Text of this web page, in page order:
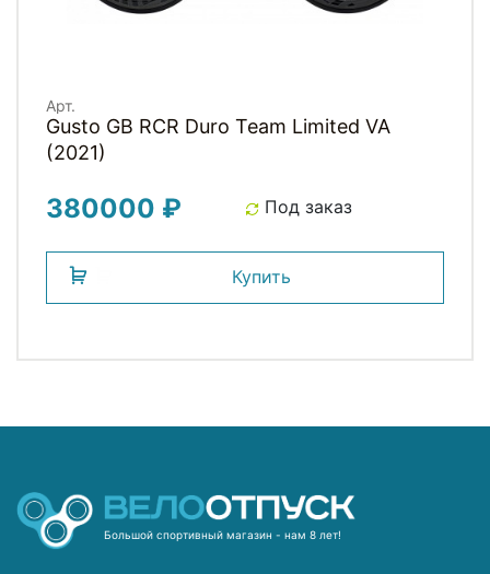
Арт.
Gusto GB RCR Duro Team Limited VA
(2021)
380000 ₽ Под заказ
Купить
Большой спортивный магазин - нам 8 лет!